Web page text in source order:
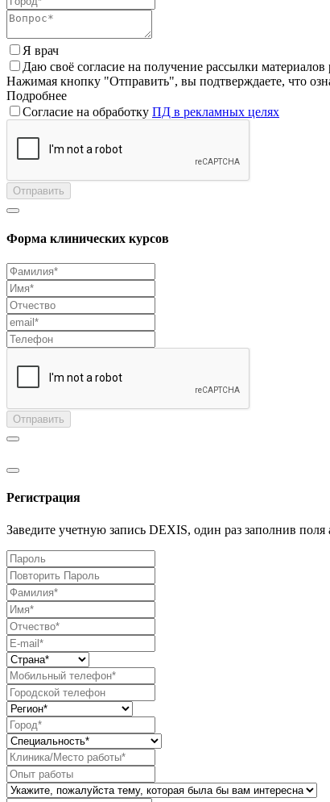
Я врач
Даю своё согласие на получение рассылки
Нажимая кнопку "Отправить", вы подтверждаете, что
Подробнее
Согласие на обработку ПД в рекламных целях
Отправить
Форма клинических курсов
Отправить
Регистрация
Заведите учетную запись DEXIS, один раз заполнив